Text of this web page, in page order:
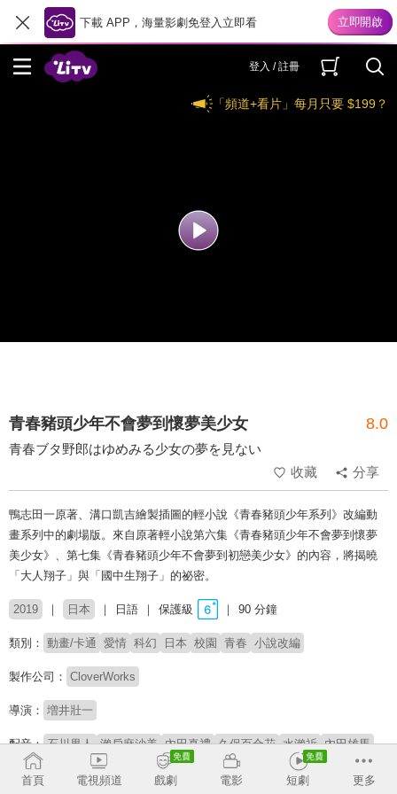
下載 APP，海量影劇免登入立即看
登入 / 註冊
「頻道+看片」每月只要 $199？
青春豬頭少年不會夢到懷夢美少女 8.0
青春ブタ野郎はゆめみる少女の夢を見ない
收藏
分享
鴨志田一原著、溝口凱吉繪製插圖的輕小說《青春豬頭少年系列》改編動
畫系列中的劇場版。來自原著輕小說第六集《青春豬頭少年不會夢到懷夢
美少女》、第七集《青春豬頭少年不會夢到初戀美少女》的內容，將揭曉
「大人翔子」與「國中生翔子」的祕密。
2019 日本 日語 保護級 90 分鐘
類別： 動畫/卡通 愛情 科幻 日本 校園 青春 小說改編
製作公司： CloverWorks
導演： 増井壯一
配音： 石川界人 瀨戶麻沙美 內田真禮 久保百合花 水瀨祈 內田雄馬
種崎敦美 東山奈央 茜屋日海夏 佐藤聰美 雨宮天
首頁 電視頻道 戲劇 電影 短劇 更多